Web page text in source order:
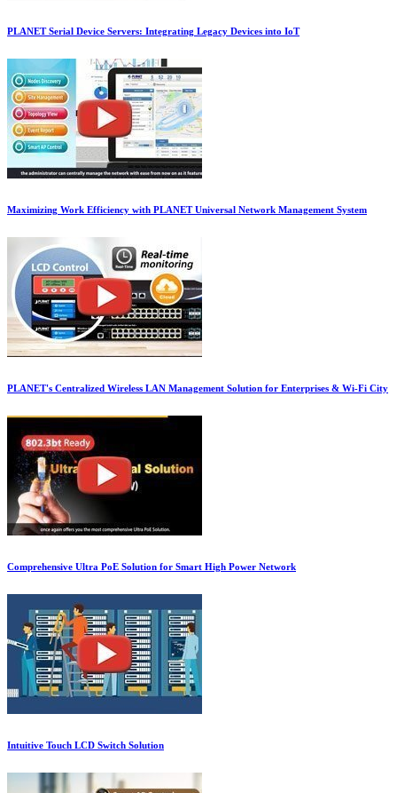
PLANET Serial Device Servers: Integrating Legacy Devices into IoT
Maximizing Work Efficiency with PLANET Universal Network Management System
PLANET's Centralized Wireless LAN Management Solution for Enterprises & Wi-Fi City
Comprehensive Ultra PoE Solution for Smart High Power Network
Intuitive Touch LCD Switch Solution